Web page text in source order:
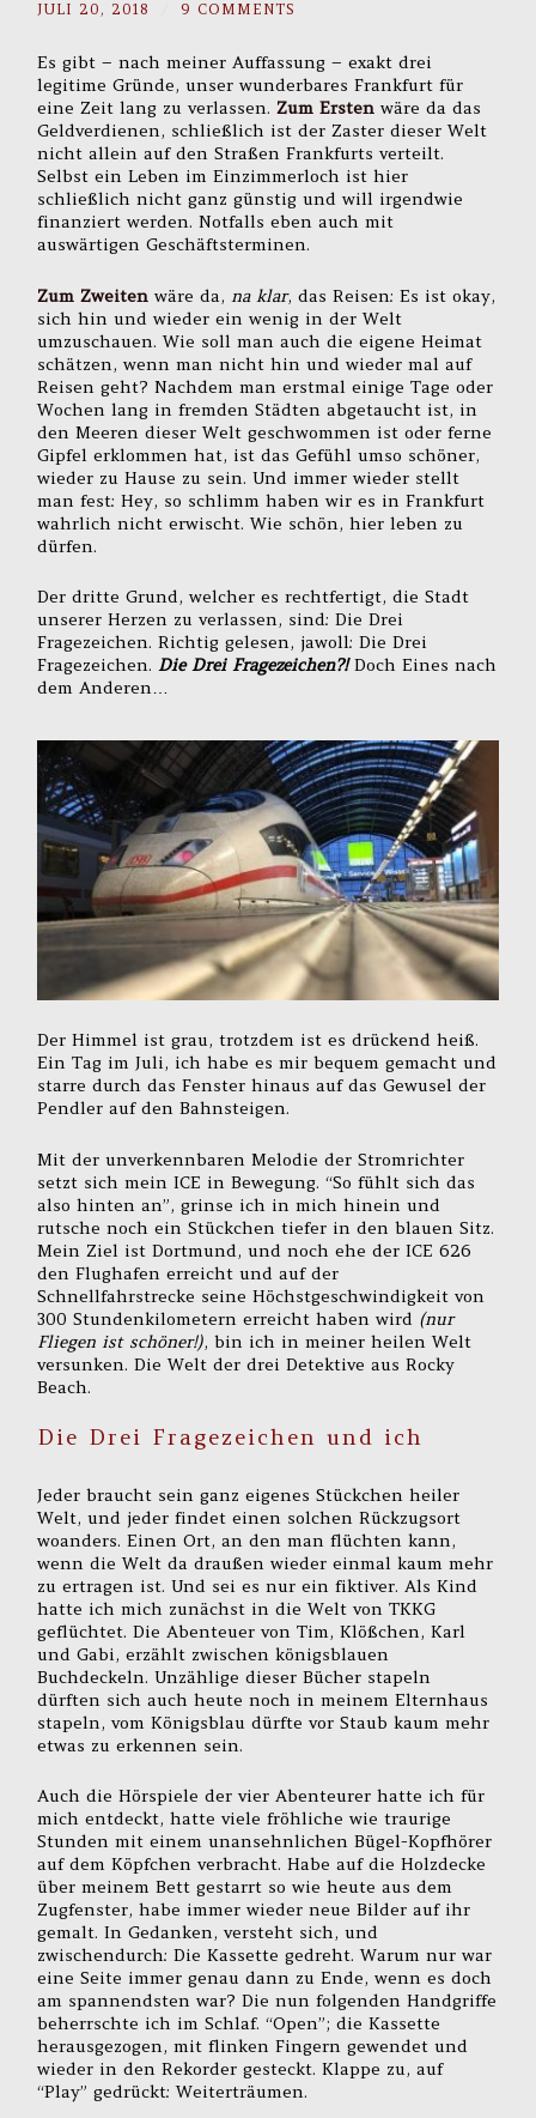
JULI 20, 2018 9 COMMENTS
Es gibt – nach meiner Auffassung – exakt drei
legitime Gründe, unser wunderbares Frankfurt für
eine Zeit lang zu verlassen.Zum Ersten wäre da das
Geldverdienen, schließlich ist der Zaster dieser Welt
nicht allein auf den Straßen Frankfurts verteilt.
Selbst ein Leben im Einzimmerloch ist hier
schließlich nicht ganz günstig und will irgendwie
finanziert werden. Notfalls eben auch mit
auswärtigen Geschäftsterminen.
Zum Zweiten wäre da,na klar, das Reisen: Es ist okay,
sich hin und wieder ein wenig in der Welt
umzuschauen. Wie soll man auch die eigene Heimat
schätzen, wenn man nicht hin und wieder mal auf
Reisen geht? Nachdem man erstmal einige Tage oder
Wochen lang in fremden Städten abgetaucht ist, in
den Meeren dieser Welt geschwommen ist oder ferne
Gipfel erklommen hat, ist das Gefühl umso schöner,
wieder zu Hause zu sein. Und immer wieder stellt
man fest: Hey, so schlimm haben wir es in Frankfurt
wahrlich nicht erwischt. Wie schön, hier leben zu
dürfen.
Der dritte Grund, welcher es rechtfertigt, die Stadt
unserer Herzen zu verlassen, sind: Die Drei
Fragezeichen. Richtig gelesen, jawoll: Die Drei
Fragezeichen.Die Drei Fragezeichen?! Doch Eines nach
dem Anderen…
Der Himmel ist grau, trotzdem ist es drückend heiß.
Ein Tag im Juli, ich habe es mir bequem gemacht und
starre durch das Fenster hinaus auf das Gewusel der
Pendler auf den Bahnsteigen.
Mit der unverkennbaren Melodie der Stromrichter
setzt sich mein ICE in Bewegung. “So fühlt sich das
also hinten an”, grinse ich in mich hinein und
rutsche noch ein Stückchen tiefer in den blauen Sitz.
Mein Ziel ist Dortmund, und noch ehe der ICE 626
den Flughafen erreicht und auf der
Schnellfahrstrecke seine Höchstgeschwindigkeit von
300 Stundenkilometern erreicht haben wird (nur
Fliegen ist schöner!), bin ich in meiner heilen Welt
versunken. Die Welt der drei Detektive aus Rocky
Beach.
Die Drei Fragezeichen und ich
Jeder braucht sein ganz eigenes Stückchen heiler
Welt, und jeder findet einen solchen Rückzugsort
woanders. Einen Ort, an den man flüchten kann,
wenn die Welt da draußen wieder einmal kaum mehr
zu ertragen ist. Und sei es nur ein fiktiver. Als Kind
hatte ich mich zunächst in die Welt von TKKG
geflüchtet. Die Abenteuer von Tim, Klößchen, Karl
und Gabi, erzählt zwischen königsblauen
Buchdeckeln. Unzählige dieser Bücher stapeln
dürften sich auch heute noch in meinem Elternhaus
stapeln, vom Königsblau dürfte vor Staub kaum mehr
etwas zu erkennen sein.
Auch die Hörspiele der vier Abenteurer hatte ich für
mich entdeckt, hatte viele fröhliche wie traurige
Stunden mit einem unansehnlichen Bügel-Kopfhörer
auf dem Köpfchen verbracht. Habe auf die Holzdecke
über meinem Bett gestarrt so wie heute aus dem
Zugfenster, habe immer wieder neue Bilder auf ihr
gemalt. In Gedanken, versteht sich, und
zwischendurch: Die Kassette gedreht. Warum nur war
eine Seite immer genau dann zu Ende, wenn es doch
am spannendsten war? Die nun folgenden Handgriffe
beherrschte ich im Schlaf. “Open”; die Kassette
herausgezogen, mit flinken Fingern gewendet und
wieder in den Rekorder gesteckt. Klappe zu, auf
“Play” gedrückt: Weiterträumen.